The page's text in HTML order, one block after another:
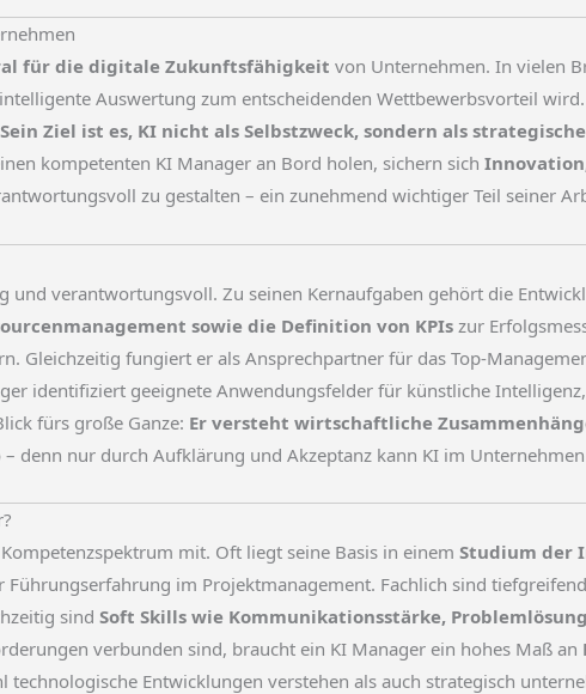
für die digitale Zukunftsfähigkeit von Unternehmen. In vielen
Auswertung zum entscheidenden Wettbewerbsvorteil
Sein Ziel ist es, KI nicht als Selbstzweck, sondern als
kompetenten KI Manager an Bord holen, sichern sich
zu gestalten – ein zunehmend wichtiger Teil seiner
und verantwortungsvoll. Zu seinen Kernaufgaben gehört die
sowie die Definition von KPIs zur
Gleichzeitig fungiert er als Ansprechpartner für das Top-
identifiziert geeignete Anwendungsfelder für künstliche
fürs große Ganze: Er versteht wirtschaftliche
denn nur durch Aufklärung und Akzeptanz kann KI im
mit. Oft liegt seine Basis in einem Studium der
im Projektmanagement. Fachlich sind
sind Soft Skills wie Kommunikationsstärke,
verbunden sind, braucht ein KI Manager ein hohes Maß an
Entwicklungen verstehen als auch strategisch